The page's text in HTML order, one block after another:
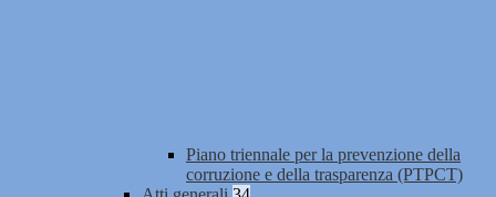
Piano triennale per la prevenzione della
corruzione e della trasparenza (PTPCT)